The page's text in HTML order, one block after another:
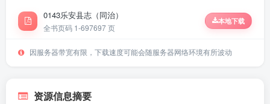
0143乐安县志（同治）
全书页码 1-697697 页
本地下载
因服务器带宽有限，下载速度可能会随服务器网络环境有所波动
资源信息摘要